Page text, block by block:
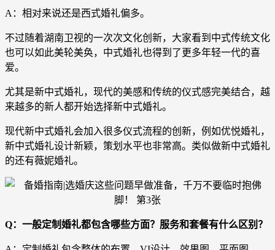
A：相对来说还是西式婚礼偏多。
不过随着湖南卫视的一次次文化创新，大家看到中式传统文化
也可以如此美轮美奂，中式婚礼也得到了更多年轻一代的喜
爱。
尤其是新中式婚礼，现代的美感和传统的仪式感完美结合，越
来越多的新人都开始选择新中式婚礼。
现代新中式婚礼会加入很多仪式流程的创新，例如优悦婚礼，
新中式婚礼设计新颖，策划水平也非常高。类似做新中式婚礼
的还有薇妮婚礼。
Q：一般定制婚礼都包含哪些方面？服务和套餐有什么区别？